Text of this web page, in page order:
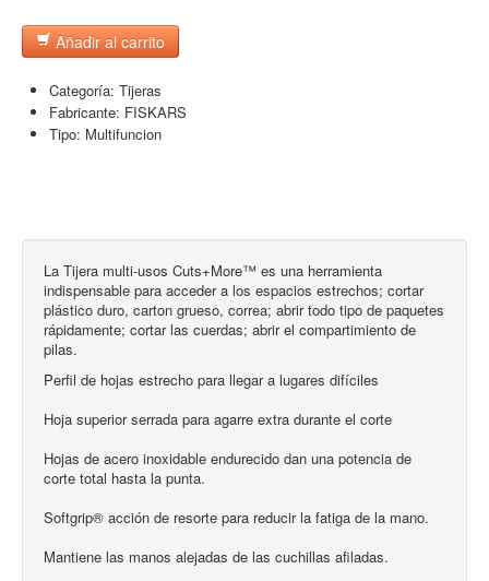
Añadir al carrito
Categoría: Tijeras
Fabricante: FISKARS
Tipo: Multifuncion
La Tijera multi-usos Cuts+More™ es una herramienta
indispensable para acceder a los espacios estrechos; cortar
plástico duro, carton grueso, correa; abrir todo tipo de paquetes
rápidamente; cortar las cuerdas; abrir el compartimiento de
pilas.
Perfil de hojas estrecho para llegar a lugares difíciles
Hoja superior serrada para agarre extra durante el corte
Hojas de acero inoxidable endurecido dan una potencia de
corte total hasta la punta.
Softgrip® acción de resorte para reducir la fatiga de la mano.
Mantiene las manos alejadas de las cuchillas afiladas.